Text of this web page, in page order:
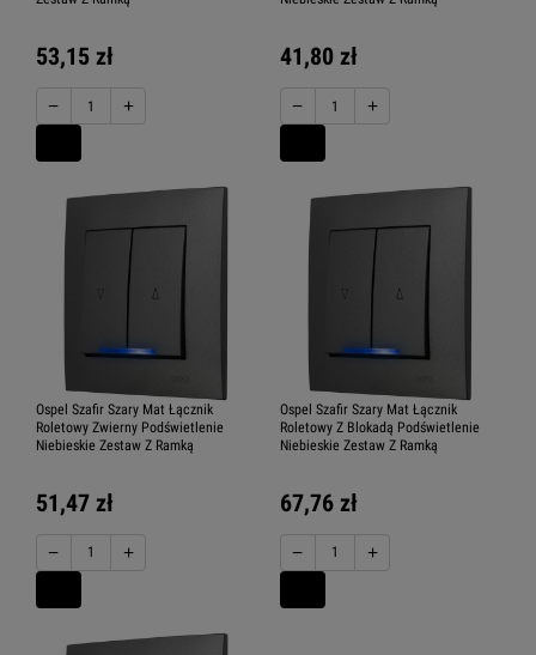
53,15 zł
− +
41,80 zł
− +
Ospel Szafir Szary Mat Łącznik
Roletowy Zwierny Podświetlenie
Niebieskie Zestaw Z Ramką
51,47 zł
− +
Ospel Szafir Szary Mat Łącznik
Roletowy Z Blokadą Podświetlenie
Niebieskie Zestaw Z Ramką
67,76 zł
− +